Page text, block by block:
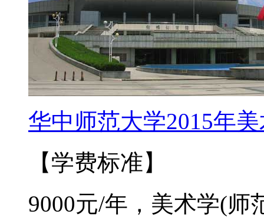
华中师范大学2015年
【学费标准】
9000元/年，美术学(师